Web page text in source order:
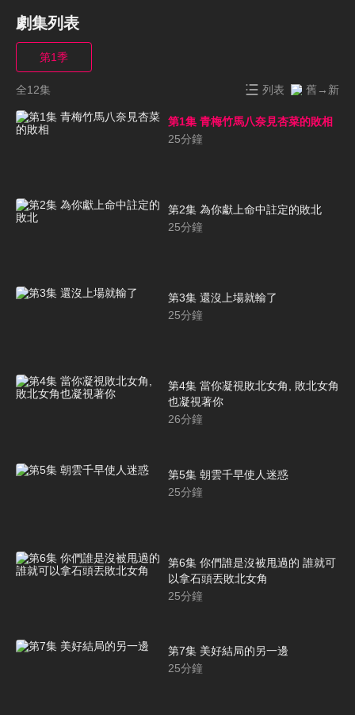
劇集列表
第1季
全12集 列表 舊→新
第1集 青梅竹馬八奈見杏菜的敗相
25分鐘
第2集 為你獻上命中註定的敗北
25分鐘
第3集 還沒上場就輸了
25分鐘
第4集 當你凝視敗北女角, 敗北女角
也凝視著你
26分鐘
第5集 朝雲千早使人迷惑
25分鐘
第6集 你們誰是沒被甩過的 誰就可
以拿石頭丟敗北女角
25分鐘
第7集 美好結局的另一邊
25分鐘